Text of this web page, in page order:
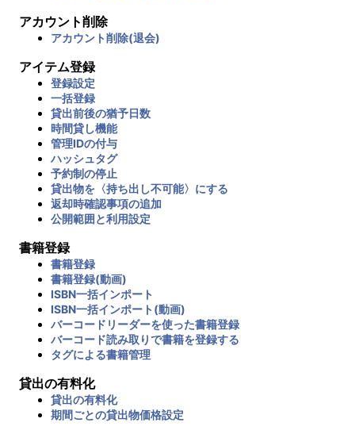
アカウント削除
アカウント削除(退会)
アイテム登録
登録設定
一括登録
貸出前後の猶予日数
時間貸し機能
管理IDの付与
ハッシュタグ
予約制の停止
貸出物を〈持ち出し不可能〉にする
返却時確認事項の追加
公開範囲と利用設定
書籍登録
書籍登録
書籍登録(動画)
ISBN一括インポート
ISBN一括インポート(動画)
バーコードリーダーを使った書籍登録
バーコード読み取りで書籍を登録する
タグによる書籍管理
貸出の有料化
貸出の有料化
期間ごとの貸出物価格設定